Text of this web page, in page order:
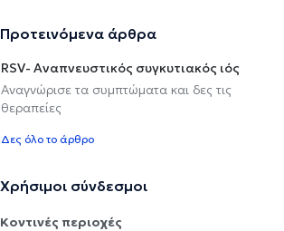
Προτεινόμενα άρθρα
RSV- Αναπνευστικός συγκυτιακός ιός
Αναγνώρισε τα συμπτώματα και δες τις
θεραπείες
Δες όλο το άρθρο
Χρήσιμοι σύνδεσμοι
Κοντινές περιοχές